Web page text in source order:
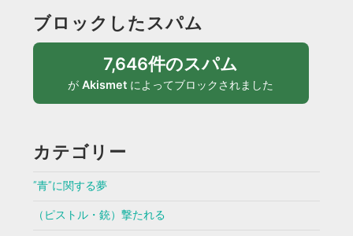
ブロックしたスパム
7,646件のスパム
がAkismet によってブロックされました
カテゴリー
”青”に関する夢
（ピストル・銃）撃たれる